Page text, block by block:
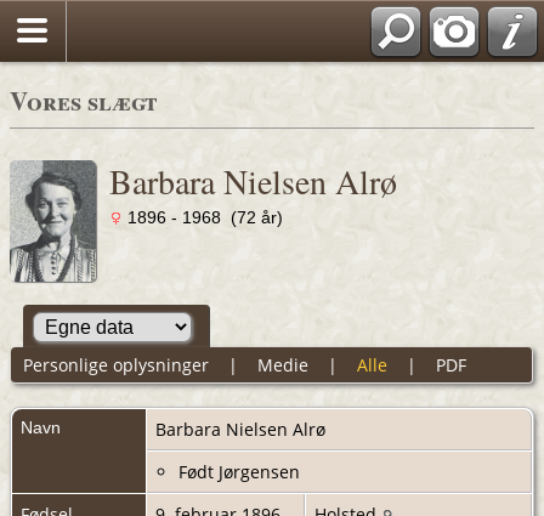
Vores slægt
Barbara Nielsen Alrø
1896 - 1968 (72 år)
Personlige oplysninger| Medie | Alle | PDF
Navn Barbara Nielsen Alrø
Født Jørgensen